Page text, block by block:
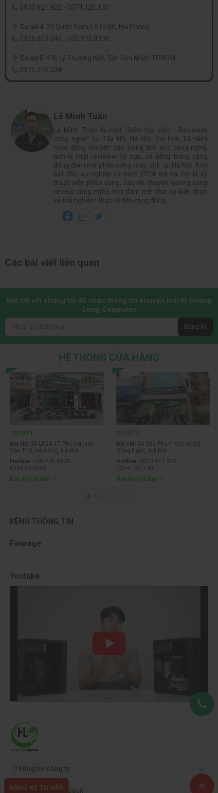
0833.921.922 - 0374.120.130
Cơ sở 4: 23 Quán Nam, Lê Chân, Hải Phòng
0925.853.345 - 033.972.8008
Cơ sở 5: 436 Lý Thường Kiệt, Tân Sơn Nhất, TP.HCM
0375.216.234
Lê Minh Tuấn
Lê Minh Tuấn là một “Biên tập viên - Reviewer
công nghệ” tại Tây Hồ, Hà Nội. Với hơn 10 năm
hoạt động chuyên sâu trong lĩnh vực công nghệ,
anh là một reviewer kỳ cựu, có tiếng trong cộng
đồng đam mê phần cứng máy tính tại Hà Nội. Anh
bắt đầu sự nghiệp từ năm 2014 với vai trò là kỹ
thuật viên phần cứng, sau đó chuyển hướng sang
review công nghệ nhờ đam mê chia sẻ kiến thức
và trải nghiệm thực tế đến cộng đồng.
Các bài viết liên quan
Kết nối với chúng tôi để nhận thông tin khuyến mãi từ Hoàng
Long Computer
Đăng ký
HỆ THỐNG CỬA HÀNG
CƠ SỞ 1
Địa chỉ: Số LK2A-17 Phố Nguyễn
Văn Trỗi, Hà Đông, Hà Nội
Hotline: 098.236.8008 -
0339.69.8008
Bản đồ chỉ dẫn
CƠ SỞ 3
Địa chỉ: Số 330 Phạm Văn Đồng,
Đông Ngạc, Hà Nội
Hotline: 0833.921.922 -
0374.120.130
Bản đồ chỉ dẫn
KÊNH THÔNG TIN
Fanpage
Youtube
Thông tin công ty
Quy định & chính sách
ĐĂNG KÝ TƯ VẤN